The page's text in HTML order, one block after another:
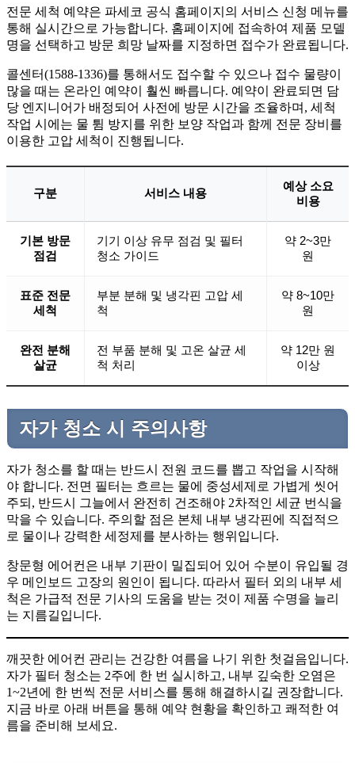
전문 세척 예약은 파세코 공식 홈페이지의 서비스 신청 메뉴를
통해 실시간으로 가능합니다. 홈페이지에 접속하여 제품 모델
명을 선택하고 방문 희망 날짜를 지정하면 접수가 완료됩니다.
콜센터(1588-1336)를 통해서도 접수할 수 있으나 접수 물량이
많을 때는 온라인 예약이 훨씬 빠릅니다. 예약이 완료되면 담
당 엔지니어가 배정되어 사전에 방문 시간을 조율하며, 세척
작업 시에는 물 튐 방지를 위한 보양 작업과 함께 전문 장비를
이용한 고압 세척이 진행됩니다.
구분 서비스 내용
예상 소요
비용
기본 방문
점검
기기 이상 유무 점검 및 필터
청소 가이드
약 2~3만
원
표준 전문
세척
부분 분해 및 냉각핀 고압 세
척
약 8~10만
원
완전 분해
살균
전 부품 분해 및 고온 살균 세
척 처리
약 12만 원
이상
자가 청소 시 주의사항
자가 청소를 할 때는 반드시 전원 코드를 뽑고 작업을 시작해
야 합니다. 전면 필터는 흐르는 물에 중성세제로 가볍게 씻어
주되, 반드시 그늘에서 완전히 건조해야 2차적인 세균 번식을
막을 수 있습니다. 주의할 점은 본체 내부 냉각핀에 직접적으
로 물이나 강력한 세정제를 분사하는 행위입니다.
창문형 에어컨은 내부 기판이 밀집되어 있어 수분이 유입될 경
우 메인보드 고장의 원인이 됩니다. 따라서 필터 외의 내부 세
척은 가급적 전문 기사의 도움을 받는 것이 제품 수명을 늘리
는 지름길입니다.
깨끗한 에어컨 관리는 건강한 여름을 나기 위한 첫걸음입니다.
자가 필터 청소는 2주에 한 번 실시하고, 내부 깊숙한 오염은
1~2년에 한 번씩 전문 서비스를 통해 해결하시길 권장합니다.
지금 바로 아래 버튼을 통해 예약 현황을 확인하고 쾌적한 여
름을 준비해 보세요.